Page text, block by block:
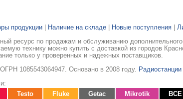
продукции Наличие на складе Новые поступления
ресурс по продажам и обслуживанию
технику можно купить с доставкой из городов
только у проверенных и надежных поставщиков.
1085543064947. Основано в 2008 году.
Testo Fluke Getac Mikrotik ВСЕ